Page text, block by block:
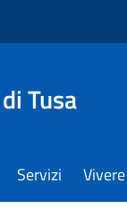
Tusa
Servizi